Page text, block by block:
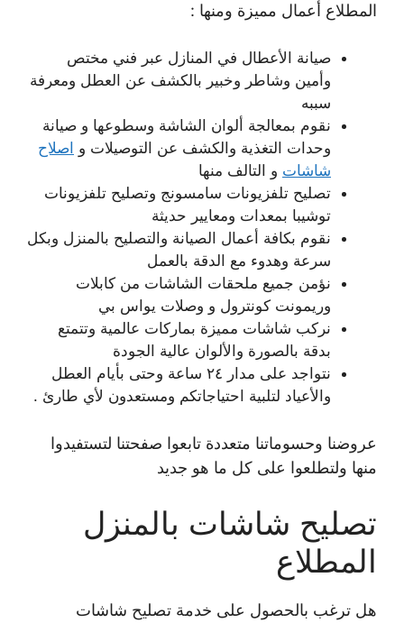
المطلاع أعمال مميزة ومنها :
صيانة الأعطال في المنازل عبر فني مختص
وأمين وشاطر وخبير بالكشف عن العطل ومعرفة
سببه
نقوم بمعالجة ألوان الشاشة وسطوعها و صيانة
وحدات التغذية والكشف عن التوصيلات و اصلاح
شاشات و التالف منها
تصليح تلفزيونات سامسونج وتصليح تلفزيونات
توشيبا بمعدات ومعايير حديثة
نقوم بكافة أعمال الصيانة والتصليح بالمنزل وبكل
سرعة وهدوء مع الدقة بالعمل
نؤمن جميع ملحقات الشاشات من كابلات
وريمونت كونترول و وصلات يواس بي
نركب شاشات مميزة بماركات عالمية وتتمتع
بدقة بالصورة والألوان عالية الجودة
نتواجد على مدار ٢٤ ساعة وحتى بأيام العطل
والأعياد لتلبية احتياجاتكم ومستعدون لأي طارئ .
عروضنا وحسوماتنا متعددة تابعوا صفحتنا لتستفيدوا
منها ولتطلعوا على كل ما هو جديد
تصليح شاشات بالمنزل
المطلاع
هل ترغب بالحصول على خدمة تصليح شاشات